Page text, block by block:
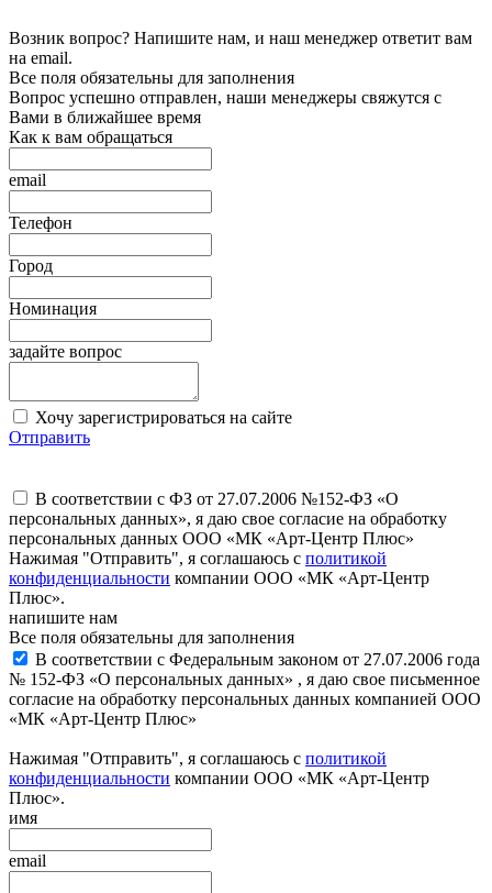
Возник вопрос? Напишите нам, и наш менеджер ответит вам
на email.
Все поля обязательны для заполнения
Вопрос успешно отправлен, наши менеджеры свяжутся с
Вами в ближайшее время
Как к вам обращаться
email
Телефон
Город
Номинация
задайте вопрос
Хочу зарегистрироваться на сайте
Отправить
В соответствии с ФЗ от 27.07.2006 №152-ФЗ «О
персональных данных», я даю свое согласие на обработку
персональных данных ООО «МК «Арт-Центр Плюс»
Нажимая "Отправить", я соглашаюсь с политикой
конфиденциальности компании ООО «МК «Арт-Центр
Плюс».
напишите нам
Все поля обязательны для заполнения
В соответствии с Федеральным законом от 27.07.2006 года
№ 152-ФЗ «О персональных данных» , я даю свое письменное
согласие на обработку персональных данных компанией ООО
«МК «Арт-Центр Плюс»
Нажимая "Отправить", я соглашаюсь с политикой
конфиденциальности компании ООО «МК «Арт-Центр
Плюс».
имя
email